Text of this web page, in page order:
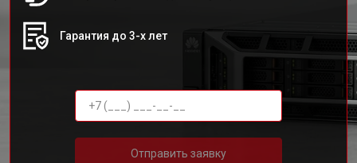
Гарантия до 3-х лет
Отправить заявку